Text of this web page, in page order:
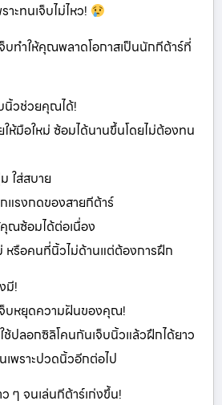
ะทนเจ็บไม่ไหว!
บทำให้คุณพลาดโอกาสเป็นนักกีต้าร์ที่
นิ้วช่วยคุณได้!
ห้มือใหม่ ซ้อมได้นานขึ้นโดยไม่ต้องทน
ใส่สบาย
แรงกดของสายกีต้าร์
คุณซ้อมได้ต่อเนื่อง
หรือคนที่นิ้วไม่ด้านแต่ต้องการฝึก
มี!
จ็บหยุดความฝันของคุณ!
ปลอกซิลิโคนกันเจ็บนิ้วแล้วฝึกได้ยาว
พราะปวดนิ้วอีกต่อไป
ๆ จนเล่นกีต้าร์เก่งขึ้น!